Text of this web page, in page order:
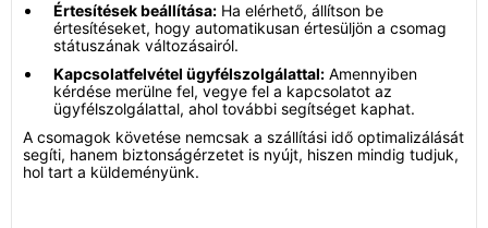
Értesítések beállítása: Ha elérhető, állítson be
értesítéseket, hogy automatikusan értesüljön a csomag
státuszának változásairól.
Kapcsolatfelvétel ügyfélszolgálattal: Amennyiben
kérdése merülne fel, vegye fel a kapcsolatot az
ügyfélszolgálattal, ahol további segítséget kaphat.
A csomagok követése nemcsak a szállítási idő optimalizálását
segíti, hanem biztonságérzetet is nyújt, hiszen mindig tudjuk,
hol tart a küldeményünk.